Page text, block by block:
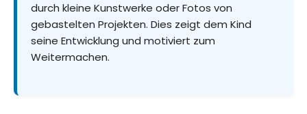
durch kleine Kunstwerke oder Fotos von
gebastelten Projekten. Dies zeigt dem Kind
seine Entwicklung und motiviert zum
Weitermachen.